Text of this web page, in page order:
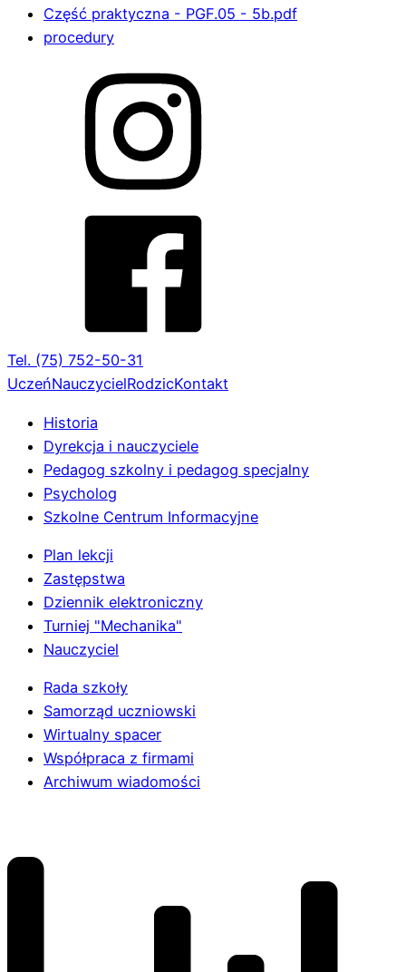
Część praktyczna - PGF.05 - 5b.pdf
procedury
Tel. (75) 752-50-31
UczeńNauczycielRodzicKontakt
Historia
Dyrekcja i nauczyciele
Pedagog szkolny i pedagog specjalny
Psycholog
Szkolne Centrum Informacyjne
Plan lekcji
Zastępstwa
Dziennik elektroniczny
Turniej "Mechanika"
Nauczyciel
Rada szkoły
Samorząd uczniowski
Wirtualny spacer
Współpraca z firmami
Archiwum wiadomości